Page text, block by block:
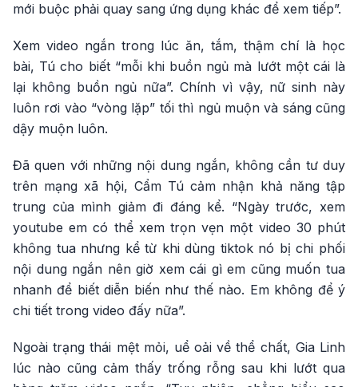
mới buộc phải quay sang ứng dụng khác để xem tiếp”.
Xem video ngắn trong lúc ăn, tắm, thậm chí là học
bài, Tú cho biết “mỗi khi buồn ngủ mà lướt một cái là
lại không buồn ngủ nữa”. Chính vì vậy, nữ sinh này
luôn rơi vào “vòng lặp” tối thì ngủ muộn và sáng cũng
dậy muộn luôn.
Đã quen với những nội dung ngắn, không cần tư duy
trên mạng xã hội, Cẩm Tú cảm nhận khả năng tập
trung của mình giảm đi đáng kể. “Ngày trước, xem
youtube em có thể xem trọn vẹn một video 30 phút
không tua nhưng kể từ khi dùng tiktok nó bị chi phối
nội dung ngắn nên giờ xem cái gì em cũng muốn tua
nhanh để biết diễn biến như thế nào. Em không để ý
chi tiết trong video đấy nữa”.
Ngoài trạng thái mệt mỏi, uể oải về thể chất, Gia Linh
lúc nào cũng cảm thấy trống rỗng sau khi lướt qua